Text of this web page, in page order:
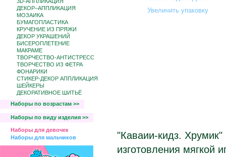
ДЕКОР–АППЛИКАЦИЯ
МОЗАИКА
БУМАГОПЛАСТИКА
КРУЧЕНИЕ ИЗ ПРЯЖИ
ДЕКОР УКРАШЕНИЙ
БИCЕРОПЛЕТЕНИЕ
МАКРАМЕ
ТВОРЧЕСТВО-АНТИСТРЕСС
ТВОРЧЕСТВО ИЗ ФЕТРА
ФОНАРИКИ
СТИКЕР-ДЕКОР АППЛИКАЦИЯ
ШЕЙКЕРЫ
ДЕКОРАТИВНОЕ ШИТЬЁ
Наборы по возрастам >>
Наборы по виду изделия >>
Наборы для девочек
Наборы для мальчиков
Увеличить упаковку
"Каваии-кидз.
изготовления мягкой